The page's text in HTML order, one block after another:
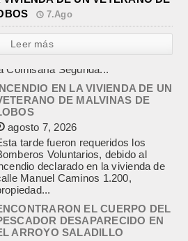
7.Ago
Leer más
EN LA VIVIENDA DE UN
DE MALVINAS DE
agosto 7, 2026
tarde fueron requeridos los
Voluntarios, debido al
declarado en la vivienda de
Manuel Caminos 1.200,
EL CUERPO DEL
DESAPARECIDO EN
ARROYO SALADILLO
agosto 7, 2026